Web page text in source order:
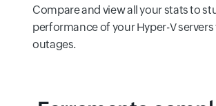
Compare and view all your stats to
performance of your Hyper-V
outages.